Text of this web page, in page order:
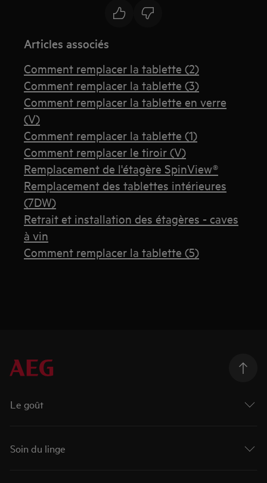
Articles associés
Comment remplacer la tablette (2)
Comment remplacer la tablette (3)
Comment remplacer la tablette en verre
(V)
Comment remplacer la tablette (1)
Comment remplacer le tiroir (V)
Remplacement de l'étagère SpinView®
Remplacement des tablettes intérieures
(7DW)
Retrait et installation des étagères - caves
à vin
Comment remplacer la tablette (5)
Le goût
Soin du linge